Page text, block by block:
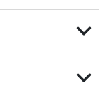
expand_more
expand_more